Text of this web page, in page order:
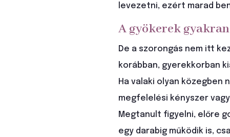
levezetni, ezért marad
A gyökerek
De a szorongás nem itt
korábban, gyerekkorban
Ha valaki olyan
megfelelési kényszer
Megtanult figyelni, előre
egy darabig működik is,